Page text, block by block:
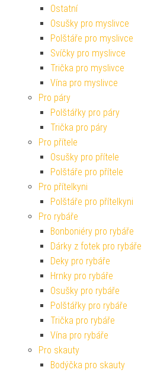
Ostatní
Osušky pro myslivce
Polštáře pro myslivce
Svíčky pro myslivce
Trička pro myslivce
Vína pro myslivce
Pro páry
Polštářky pro páry
Trička pro páry
Pro přítele
Osušky pro přítele
Polštáře pro přítele
Pro přítelkyni
Polštáře pro přítelkyni
Pro rybáře
Bonboniéry pro rybáře
Dárky z fotek pro rybáře
Deky pro rybáře
Hrnky pro rybáře
Osušky pro rybáře
Polštářky pro rybáře
Trička pro rybáře
Vína pro rybáře
Pro skauty
Bodýčka pro skauty